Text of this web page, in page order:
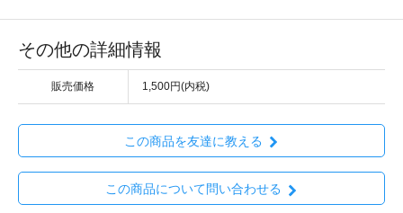
その他の詳細情報
販売価格 1,500円(内税)
この商品を友達に教える
この商品について問い合わせる